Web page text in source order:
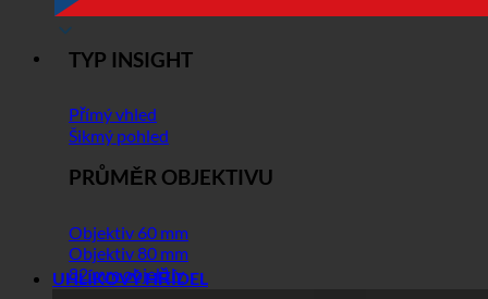
TYP INSIGHT
Přímý vhled
Šikmý pohled
PRŮMĚR OBJEKTIVU
Objektiv 60 mm
Objektiv 80 mm
82 mm objektiv
UHLÍKOVÝ HŘÍDEL